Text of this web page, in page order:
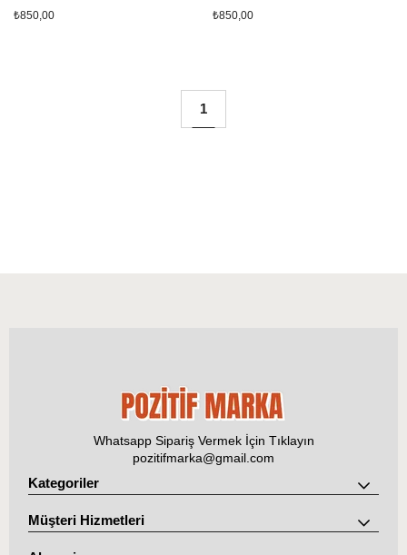
₺850,00
₺850,00
1
Whatsapp Sipariş Vermek İçin Tıklayın
pozitifmarka@gmail.com
Kategoriler
Müşteri Hizmetleri